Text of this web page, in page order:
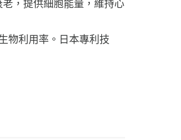
，提供細胞能量，維持心
物利用率。日本專利技